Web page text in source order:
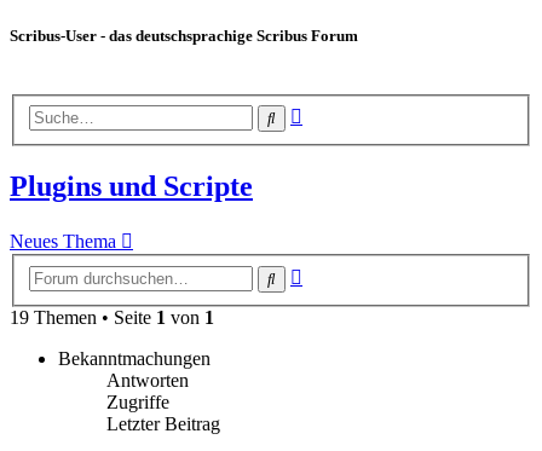
Scribus-User - das deutschsprachige Scribus Forum
Suche
Plugins und Scripte
Neues Thema
Suche
19 Themen • Seite 1 von 1
Bekanntmachungen
Antworten
Zugriffe
Letzter Beitrag